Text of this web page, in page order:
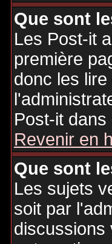
Que sont
Les Post-it
première
donc les
Post-it
Revenir en
Que sont
Les sujets
soit par
discussions